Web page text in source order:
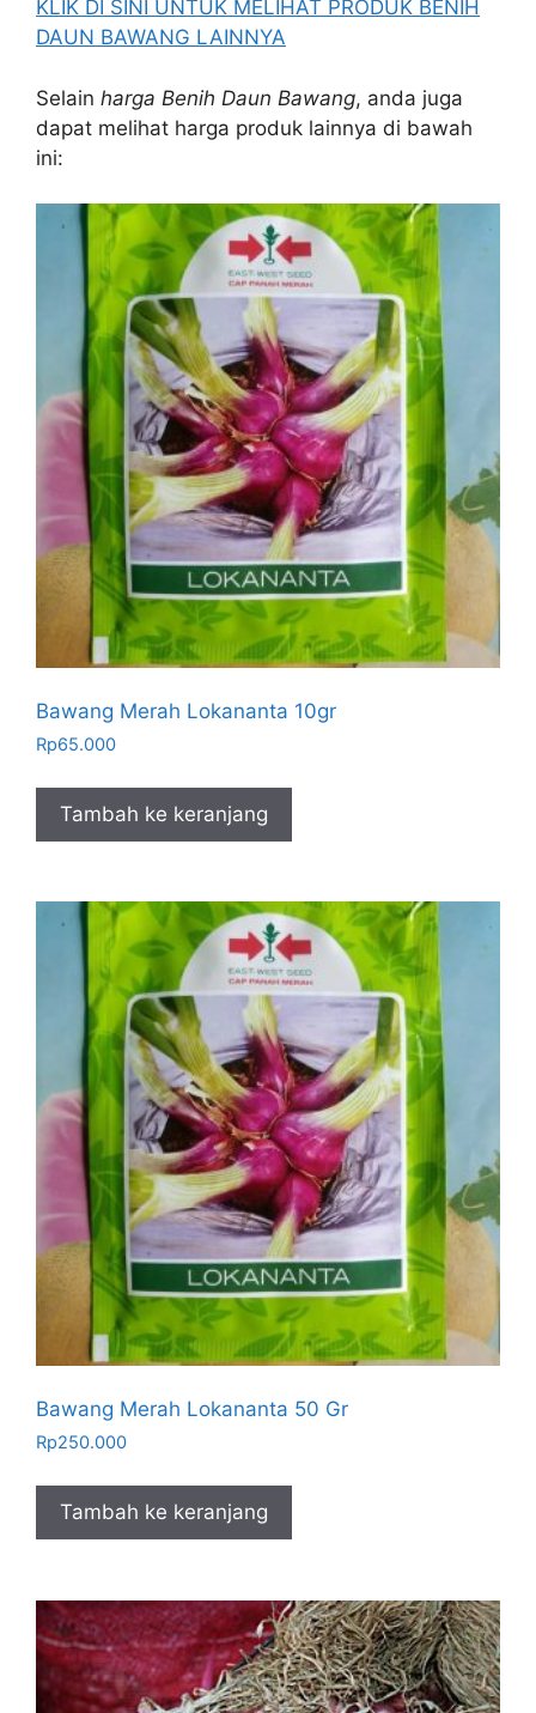
KLIK DI SINI UNTUK MELIHAT PRODUK BENIH
DAUN BAWANG LAINNYA
Selain harga Benih Daun Bawang, anda juga
dapat melihat harga produk lainnya di bawah
ini:
Bawang Merah Lokananta 10gr
Rp65.000
Tambah ke keranjang
Bawang Merah Lokananta 50 Gr
Rp250.000
Tambah ke keranjang